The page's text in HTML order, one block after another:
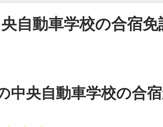
自動車学校の合宿免
中央自動車学校の合